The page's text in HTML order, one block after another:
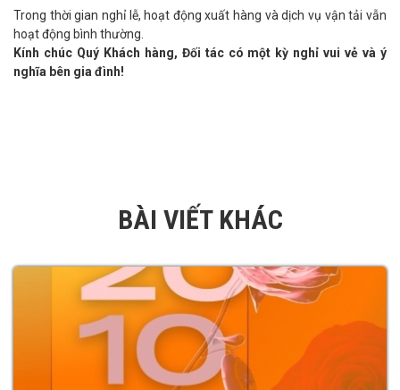
Trong thời gian nghỉ lễ, hoạt động xuất hàng và dịch vụ vận tải vẫn
hoạt động bình thường.
Kính chúc Quý Khách hàng, Đối tác có một kỳ nghỉ vui vẻ và ý
nghĩa bên gia đình!
BÀI VIẾT KHÁC